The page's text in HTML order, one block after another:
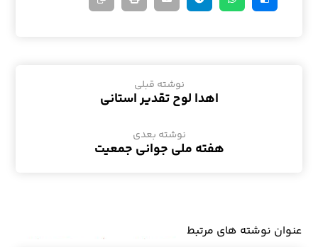
نوشته قبلی
اهدا لوح تقدیر استانی
نوشته بعدی
هفته ملی جوانی جمعیت
عنوان ‫نوشته های مرتبط